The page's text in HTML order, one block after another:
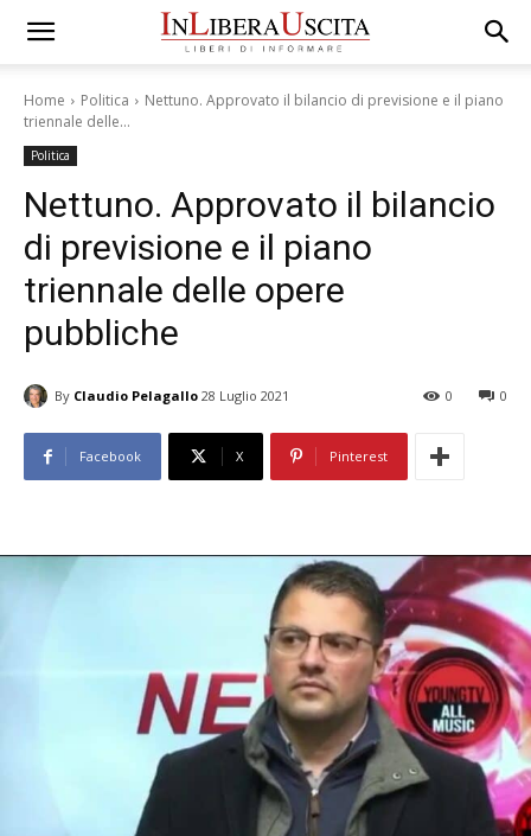
Home Politica
Nettuno. Approvato il bilancio di previsione e il piano
triennale delle...
Politica
Nettuno. Approvato il bilancio
di previsione e il piano
triennale delle opere
pubbliche
By Claudio Pelagallo 28 Luglio 2021 0
0
Facebook X Pinterest